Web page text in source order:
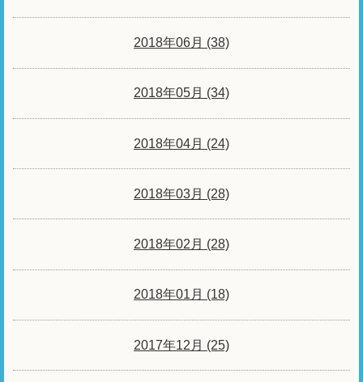
2018年06月 (38)
2018年05月 (34)
2018年04月 (24)
2018年03月 (28)
2018年02月 (28)
2018年01月 (18)
2017年12月 (25)